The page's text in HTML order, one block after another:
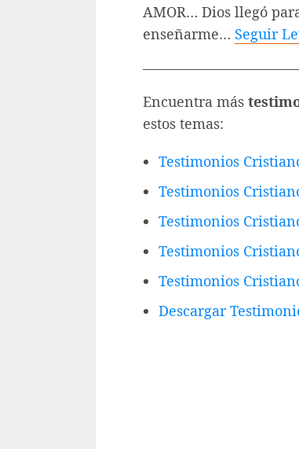
AMOR… Dios llegó
enseñarme… Seguir
Encuentra más
estos temas:
Testimonios
Testimonios
Testimonios
Testimonios
Testimonios
Descargar